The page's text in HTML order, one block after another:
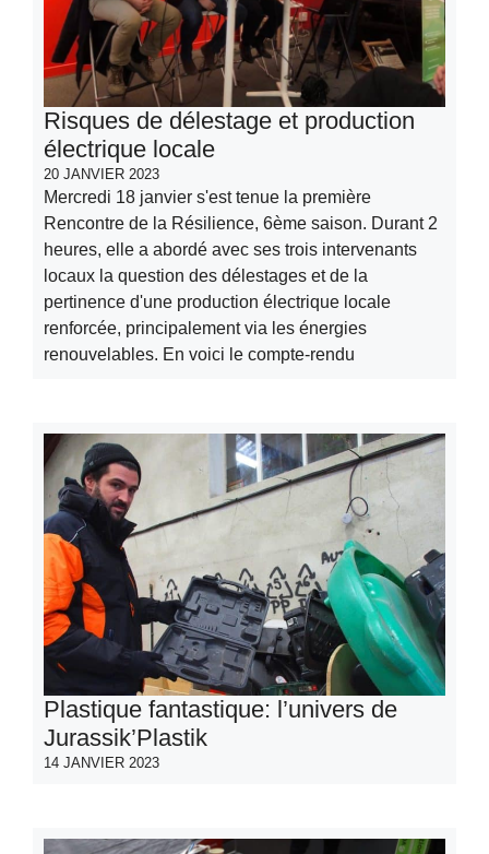
Risques de délestage et production
électrique locale
20 JANVIER 2023
Mercredi 18 janvier s'est tenue la première
Rencontre de la Résilience, 6ème saison. Durant 2
heures, elle a abordé avec ses trois intervenants
locaux la question des délestages et de la
pertinence d'une production électrique locale
renforcée, principalement via les énergies
renouvelables. En voici le compte-rendu
Plastique fantastique: l’univers de
Jurassik’Plastik
14 JANVIER 2023